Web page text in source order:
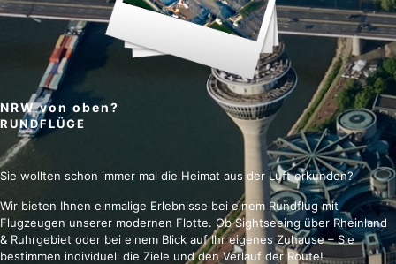
NRW von oben?
RUNDFLÜGE
Sie wollten schon immer mal die Heimat aus der Luft erkunden?
Wir bieten Ihnen einmalige Erlebnisse bei einem Rundflug mit
Flugzeugen unserer modernen Flotte. Ob Sightseeing über Rheinland
& Ruhrgebiet oder bei einem Blick auf Ihr eigenes Zuhause – Sie
bestimmen individuell die Ziele und den Verlauf der Route!